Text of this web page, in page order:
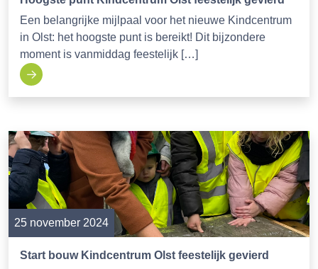
Een belangrijke mijlpaal voor het nieuwe Kindcentrum
in Olst: het hoogste punt is bereikt! Dit bijzondere
moment is vanmiddag feestelijk […]
25 november 2024
Start bouw Kindcentrum Olst feestelijk gevierd